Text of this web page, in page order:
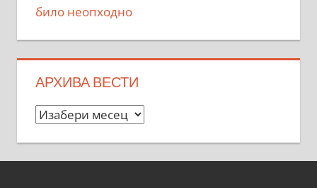
било неопходно
АРХИВА ВЕСТИ
Архива